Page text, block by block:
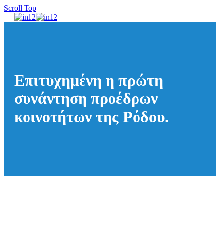
Scroll Top
Επιτυχημένη η πρώτη
συνάντηση προέδρων
κοινοτήτων της Ρόδου.